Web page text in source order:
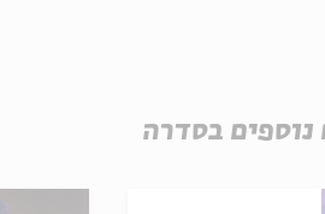
נוספים בסדרה